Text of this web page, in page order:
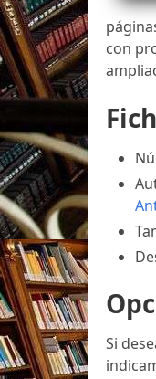
con
Si